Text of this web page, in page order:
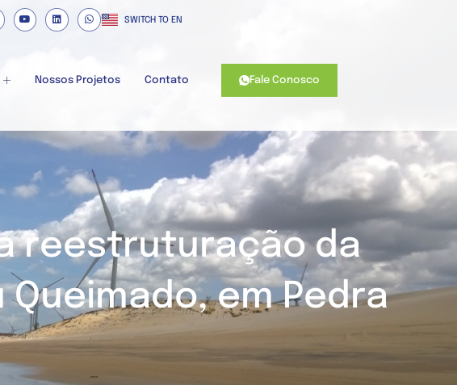
SWITCH TO EN
Nossos Projetos Contato Fale Conosco
reestruturação da
em Pedra